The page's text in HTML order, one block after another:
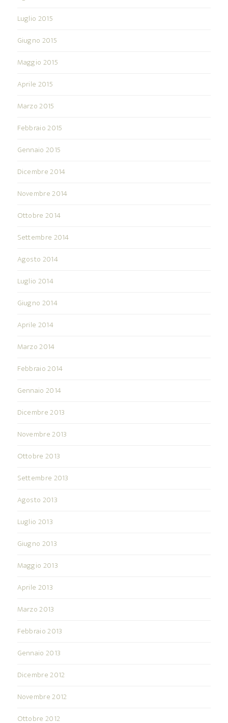
Luglio 2015
Giugno 2015
Maggio 2015
Aprile 2015
Marzo 2015
Febbraio 2015
Gennaio 2015
Dicembre 2014
Novembre 2014
Ottobre 2014
Settembre 2014
Agosto 2014
Luglio 2014
Giugno 2014
Aprile 2014
Marzo 2014
Febbraio 2014
Gennaio 2014
Dicembre 2013
Novembre 2013
Ottobre 2013
Settembre 2013
Agosto 2013
Luglio 2013
Giugno 2013
Maggio 2013
Aprile 2013
Marzo 2013
Febbraio 2013
Gennaio 2013
Dicembre 2012
Novembre 2012
Ottobre 2012